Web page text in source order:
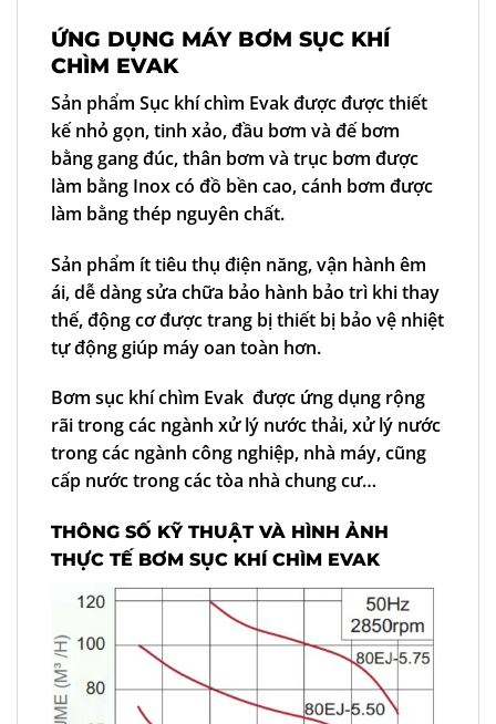
ỨNG DỤNG MÁY BƠM SỤC KHÍ
CHÌM EVAK
Sản phẩm Sục khí chìm Evakđược được thiết
kế nhỏ gọn, tinh xảo, đầu bơm và đế bơm
bằng gang đúc, thân bơm và trục bơm được
làm bằng Inox có đồ bền cao, cánh bơm được
làm bằng thép nguyên chất.
Sản phẩm ít tiêu thụ điện năng, vận hành êm
ái, dễ dàng sửa chữa bảo hành bảo trì khi thay
thế, động cơ được trang bị thiết bị bảo vệ nhiệt
tự động giúp máy oan toàn hơn.
Bơm sục khí chìm Evak được ứng dụng rộng
rãi trong các ngành xử lý nước thải, xử lý nước
trong các ngành công nghiệp, nhà máy, cũng
cấp nước trong các tòa nhà chung cư…
THÔNG SỐ KỸ THUẬT VÀ HÌNH ẢNH
THỰC TẾ BƠM SỤC KHÍ CHÌM EVAK